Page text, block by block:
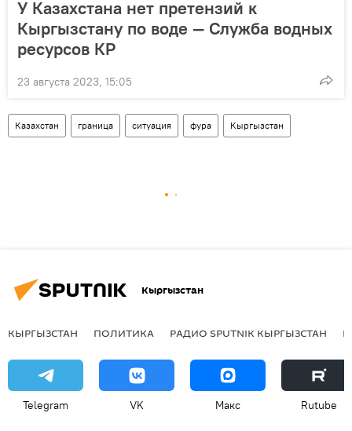
У Казахстана нет претензий к
Кыргызстану по воде — Служба водных
ресурсов КР
23 августа 2023, 15:05
Казахстан граница ситуация фура Кыргызстан
Кыргызстан
КЫРГЫЗСТАН ПОЛИТИКА РАДИО SPUTNIK КЫРГЫЗСТАН
Telegram VK Макс Rutube